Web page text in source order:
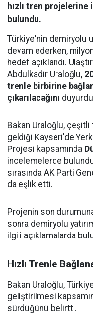
hızlı tren projelerine
bulundu.
Türkiye'nin demiryolu
devam ederken,
hedef açıklandı.
Abdulkadir Uraloğlu,
trenle birbirine
çıkarılacağını
Bakan Uraloğlu,
geldiği Kayseri'de
Projesi kapsamında
incelemelerde
sırasında AK Parti
da eşlik etti.
Projenin son
sonra demiryolu
ilgili açıklamalarda
Hızlı Trenle
Bakan Uraloğlu,
geliştirilmesi
sürdüğünü belirtti.